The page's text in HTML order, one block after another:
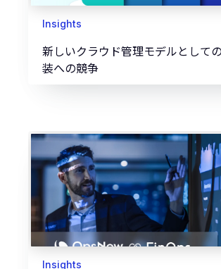
Insights
新しいクラウド管理モデルとして
装への競争
Insights